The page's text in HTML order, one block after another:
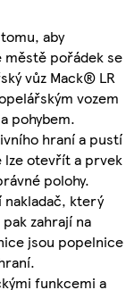
aby
městě pořádek se
vůz Mack® LR
vozem
pohybem.
hraní a pustí
lze otevřít a prvek
polohy.
nakladač, který
zahrají na
jsou popelnice
funkcemi a